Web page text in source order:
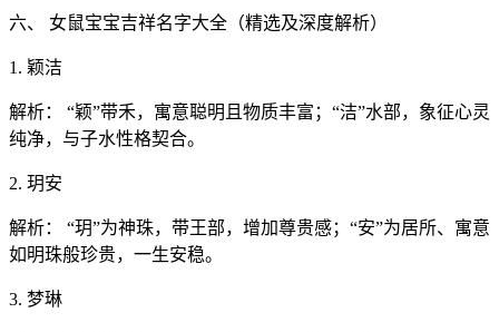
六、 女鼠宝宝吉祥名字大全（精选及深度解析）
1. 颖洁
解析： “颖”带禾，寓意聪明且物质丰富；“洁”水部，象征心灵
纯净，与子水性格契合。
2. 玥安
解析： “玥”为神珠，带王部，增加尊贵感；“安”为居所、寓意
如明珠般珍贵，一生安稳。
3. 梦琳